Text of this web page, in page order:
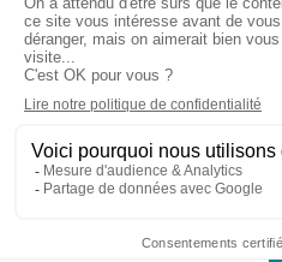
Cabinet d’experts-
Services Secteurs